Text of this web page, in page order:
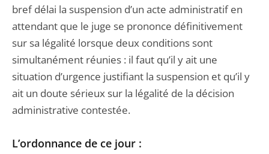
bref délai la suspension d’un acte administratif en
attendant que le juge se prononce définitivement
sur sa légalité lorsque deux conditions sont
simultanément réunies : il faut qu’il y ait une
situation d’urgence justifiant la suspension et qu’il y
ait un doute sérieux sur la légalité de la décision
administrative contestée.
L’ordonnance de ce jour :